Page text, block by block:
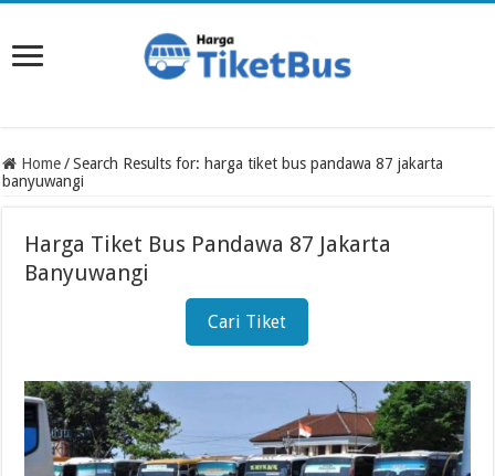
Home / Search Results for: harga tiket bus pandawa 87 jakarta
banyuwangi
Harga Tiket Bus Pandawa 87 Jakarta
Banyuwangi
Cari Tiket